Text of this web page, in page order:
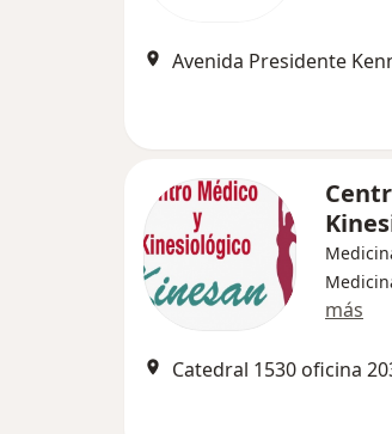
más
Catedral 1530 oficina